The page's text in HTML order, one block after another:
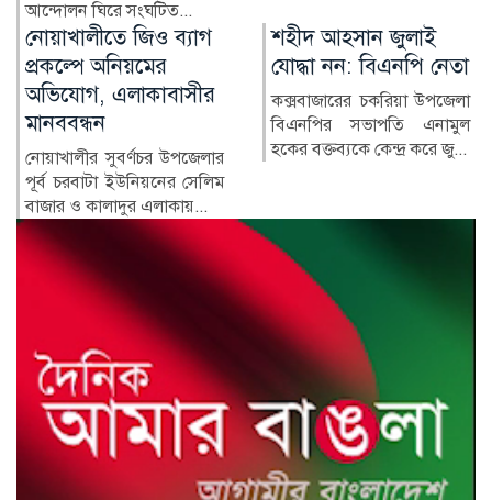
শহীদ আহসান জুলাই
যোদ্ধা নন: বিএনপি নেতা
কক্সবাজারের চকরিয়া উপজেলা
বিএনপির সভাপতি এনামুল
হকের বক্তব্যকে কেন্দ্র করে জু...
হাসিনা দিল্লিতে,
পরিবারের অন্য সদস্যরা
কে কোথায়?
সাবেক প্রধানমন্ত্রী শেখ হাসিনার
সরকারের পতনের পর তাঁর